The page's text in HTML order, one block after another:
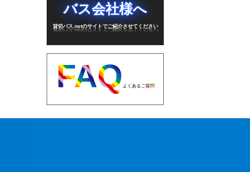
バス会社様へ
貸切バス.netのサイトでご紹介させてください
FAQ よくあるご質問